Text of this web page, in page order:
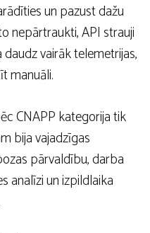
un pazust dažu
nepārtraukti, API strauji
vairāk telemetrijas,
manuāli.
CNAPP kategorija tik
bija vajadzīgas
pārvaldību, darba
analīzi un izpildlaika